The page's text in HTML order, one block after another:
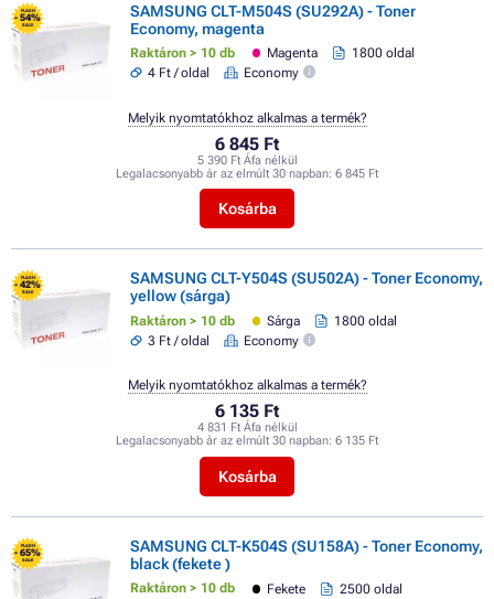
FLASH
- 54%
SALE
SAMSUNG CLT-M504S (SU292A) - Toner
Economy, magenta
Raktáron > 10 db Magenta
1800 oldal
4 Ft / oldal
Economy
6 845 Ft
5 390 Ft Áfa nélkül
Legalacsonyabb ár az elmúlt 30 napban: 6 845 Ft
Kosárba
Melyik nyomtatókhoz alkalmas a termék?
FLASH
- 42%
SALE
SAMSUNG CLT-Y504S (SU502A) - Toner Economy,
yellow (sárga)
Raktáron > 10 db Sárga
1800 oldal
3 Ft / oldal
Economy
6 135 Ft
4 831 Ft Áfa nélkül
Legalacsonyabb ár az elmúlt 30 napban: 6 135 Ft
Kosárba
Melyik nyomtatókhoz alkalmas a termék?
FLASH
- 65%
SALE
SAMSUNG CLT-K504S (SU158A) - Toner Economy,
black (fekete )
Raktáron > 10 db Fekete
2500 oldal